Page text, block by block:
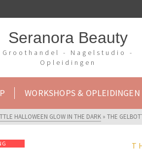
Seranora Beauty
Groothandel - Nagelstudio -
Opleidingen
WORKSHOPS & OPLEIDINGEN
HALLOWEEN GLOW IN THE DARK » THE